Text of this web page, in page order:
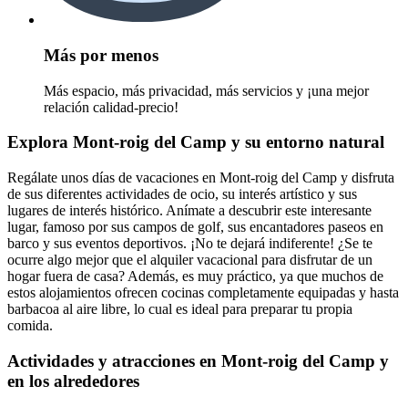
Más por menos
Más espacio, más privacidad, más servicios y ¡una mejor
relación calidad-precio!
Explora Mont-roig del Camp y su entorno natural
Regálate unos días de vacaciones en Mont-roig del Camp y disfruta
de sus diferentes actividades de ocio, su interés artístico y sus
lugares de interés histórico. Anímate a descubrir este interesante
lugar, famoso por sus campos de golf, sus encantadores paseos en
barco y sus eventos deportivos. ¡No te dejará indiferente! ¿Se te
ocurre algo mejor que el alquiler vacacional para disfrutar de un
hogar fuera de casa? Además, es muy práctico, ya que muchos de
estos alojamientos ofrecen cocinas completamente equipadas y hasta
barbacoa al aire libre, lo cual es ideal para preparar tu propia
comida.
Actividades y atracciones en Mont-roig del Camp y
en los alrededores